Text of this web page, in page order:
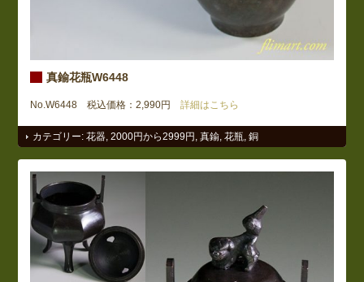
真鍮花瓶W6448
No.W6448 税込価格：2,990円 詳細はこちら
カテゴリー:花器 ,2000円から2999円 ,真鍮 ,花瓶 ,銅